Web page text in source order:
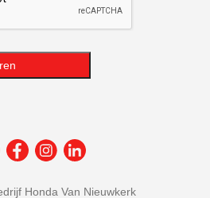
Honda Van Nieuwkerk